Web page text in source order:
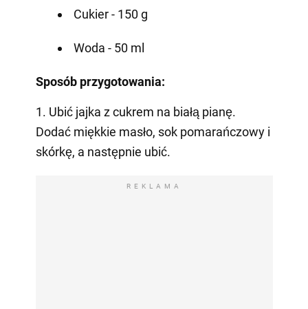
Cukier - 150 g
Woda - 50 ml
Sposób przygotowania:
1. Ubić jajka z cukrem na białą pianę.
Dodać miękkie masło, sok pomarańczowy i
skórkę, a następnie ubić.
REKLAMA